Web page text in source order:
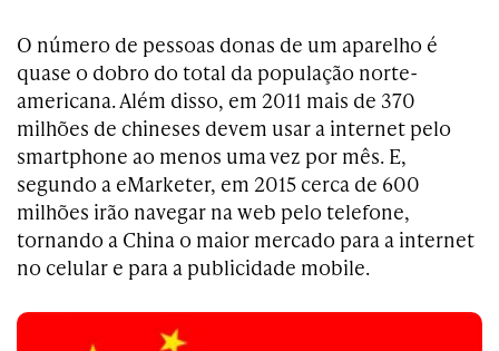
O número de pessoas donas de um aparelho é
quase o dobro do total da população norte-
americana. Além disso, em 2011 mais de 370
milhões de chineses devem usar a internet pelo
smartphone ao menos uma vez por mês. E,
segundo a eMarketer, em 2015 cerca de 600
milhões irão navegar na web pelo telefone,
tornando a China o maior mercado para a internet
no celular e para a publicidade mobile.